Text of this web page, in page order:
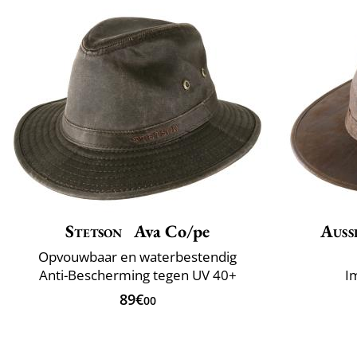
Stetson Ava Co/pe
Opvouwbaar en waterbestendig
Anti-Bescherming tegen UV 40+
89€00